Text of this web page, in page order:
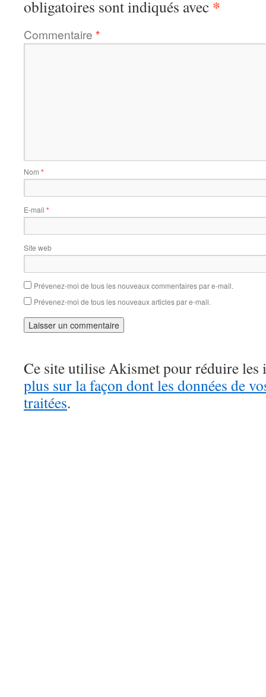
obligatoires sont indiqués avec *
Commentaire *
Nom *
E-mail *
Site web
Prévenez-moi de tous les nouveaux commentaires par e-mail.
Prévenez-moi de tous les nouveaux articles par e-mail.
Ce site utilise Akismet pour réduire les
plus sur la façon dont les données de
traitées.